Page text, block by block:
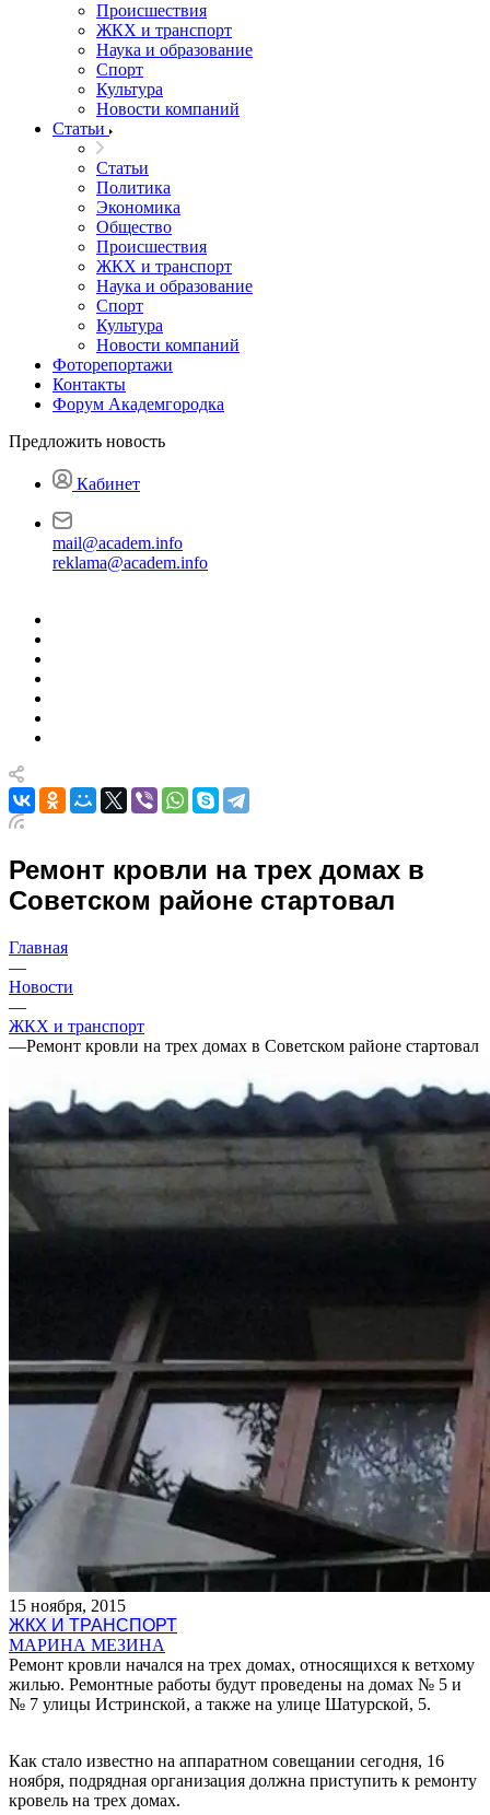
Происшествия
ЖКХ и транспорт
Наука и образование
Спорт
Культура
Новости компаний
Статьи
Статьи
Политика
Экономика
Общество
Происшествия
ЖКХ и транспорт
Наука и образование
Спорт
Культура
Новости компаний
Фоторепортажи
Контакты
Форум Академгородка
Предложить новость
Кабинет
mail@academ.info
reklama@academ.info
Ремонт кровли на трех домах в
Советском районе стартовал
Главная
—
Новости
—
ЖКХ и транспорт
—Ремонт кровли на трех домах в Советском районе стартовал
15 ноября, 2015
ЖКХ И ТРАНСПОРТ
МАРИНА МЕЗИНА
Ремонт кровли начался на трех домах, относящихся к ветхому
жилью. Ремонтные работы будут проведены на домах № 5 и
№ 7 улицы Истринской, а также на улице Шатурской, 5.
Как стало известно на аппаратном совещании сегодня, 16
ноября, подрядная организация должна приступить к ремонту
кровель на трех домах.